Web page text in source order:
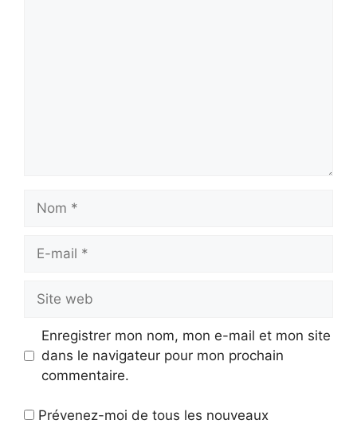
mail
web
Enregistrer mon nom, mon e-mail et mon site
dans le navigateur pour mon prochain
commentaire.
Prévenez-moi de tous les nouveaux